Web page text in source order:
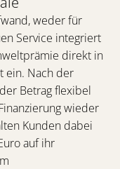
weder für
Service integriert
direkt in
ein. Nach der
Betrag flexibel
wieder
Kunden dabei
auf ihr